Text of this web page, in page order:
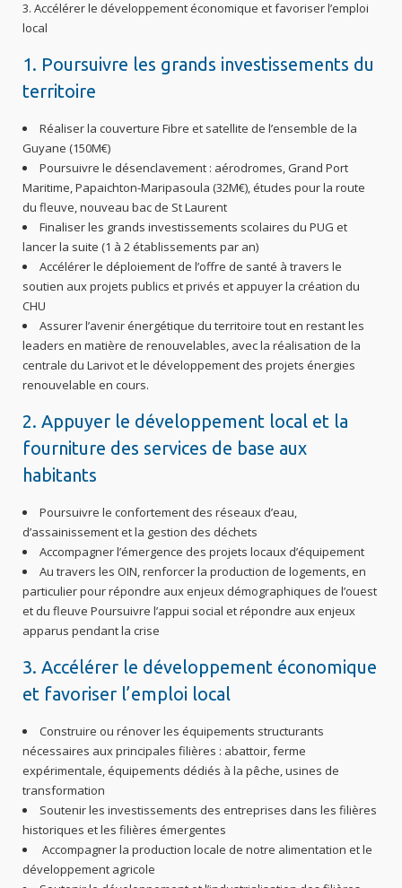
Accélérer le développement économique et favoriser l’emploi
local
1. Poursuivre les grands investissements du
territoire
Réaliser la couverture Fibre et satellite de l’ensemble de la
Guyane (150M€)
Poursuivre le désenclavement : aérodromes, Grand Port
Maritime, Papaichton-Maripasoula (32M€), études pour la route
du fleuve, nouveau bac de St Laurent
Finaliser les grands investissements scolaires du PUG et
lancer la suite (1 à 2 établissements par an)
Accélérer le déploiement de l’offre de santé à travers le
soutien aux projets publics et privés et appuyer la création du
CHU
Assurer l’avenir énergétique du territoire tout en restant les
leaders en matière de renouvelables, avec la réalisation de la
centrale du Larivot et le développement des projets énergies
renouvelable en cours.
2. Appuyer le développement local et la
fourniture des services de base aux
habitants
Poursuivre le confortement des réseaux d’eau,
d’assainissement et la gestion des déchets
Accompagner l’émergence des projets locaux d’équipement
Au travers les OIN, renforcer la production de logements, en
particulier pour répondre aux enjeux démographiques de l’ouest
et du fleuve Poursuivre l’appui social et répondre aux enjeux
apparus pendant la crise
3. Accélérer le développement économique
et favoriser l’emploi local
Construire ou rénover les équipements structurants
nécessaires aux principales filières : abattoir, ferme
expérimentale, équipements dédiés à la pêche, usines de
transformation
Soutenir les investissements des entreprises dans les filières
historiques et les filières émergentes
Accompagner la production locale de notre alimentation et le
développement agricole